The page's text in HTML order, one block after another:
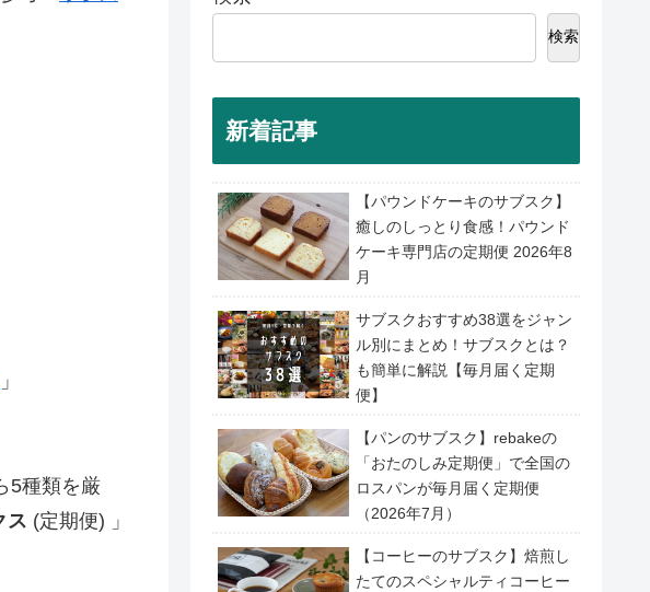
」
5種類を厳
ス (定期便) 」
検索
新着記事
【パウンドケーキのサブスク】
癒しのしっとり食感！パウンド
ケーキ専門店の定期便 2026年8
月
サブスクおすすめ38選をジャン
ル別にまとめ！サブスクとは？
も簡単に解説【毎月届く定期
便】
【パンのサブスク】rebakeの
「おたのしみ定期便」で全国の
ロスパンが毎月届く定期便
（2026年7月）
【コーヒーのサブスク】焙煎し
たてのスペシャルティコーヒー